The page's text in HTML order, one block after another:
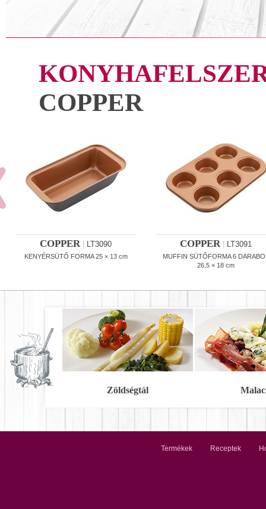
COPPER
COPPER| LT3090
KENYÉRSÜTŐ FORMA 25 × 13 cm
COPPER| LT3091
MUFFIN SÜTŐFORMA 6
26,5 × 18 cm
Zöldségtál
Termékek Receptek